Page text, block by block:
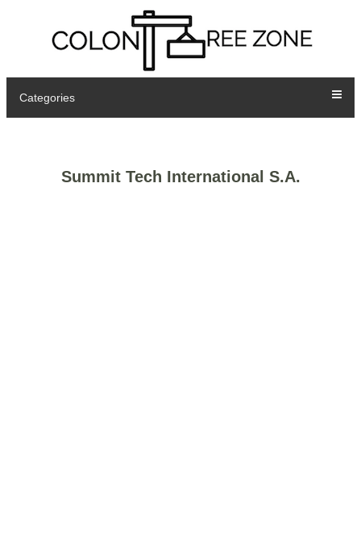
Categories
Summit Tech International S.A.